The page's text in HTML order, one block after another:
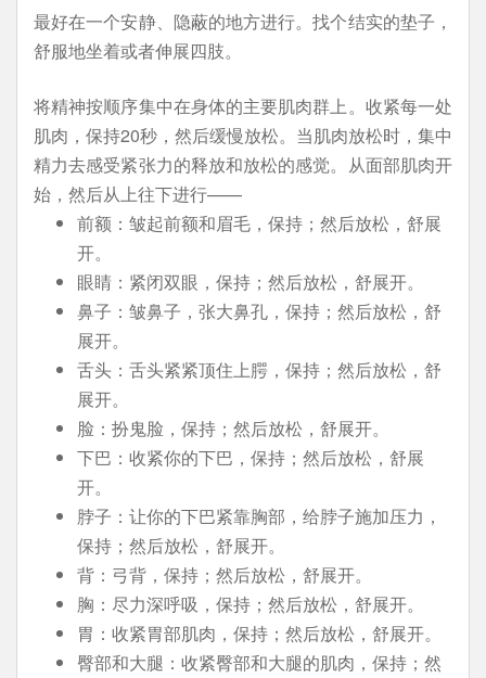
最好在一个安静、隐蔽的地方进行。找个结实的垫子，
舒服地坐着或者伸展四肢。
将精神按顺序集中在身体的主要肌肉群上。收紧每一处
肌肉，保持20秒，然后缓慢放松。当肌肉放松时，集中
精力去感受紧张力的释放和放松的感觉。从面部肌肉开
始，然后从上往下进行——
前额：皱起前额和眉毛，保持；然后放松，舒展
开。
眼睛：紧闭双眼，保持；然后放松，舒展开。
鼻子：皱鼻子，张大鼻孔，保持；然后放松，舒
展开。
舌头：舌头紧紧顶住上腭，保持；然后放松，舒
展开。
脸：扮鬼脸，保持；然后放松，舒展开。
下巴：收紧你的下巴，保持；然后放松，舒展
开。
脖子：让你的下巴紧靠胸部，给脖子施加压力，
保持；然后放松，舒展开。
背：弓背，保持；然后放松，舒展开。
胸：尽力深呼吸，保持；然后放松，舒展开。
胃：收紧胃部肌肉，保持；然后放松，舒展开。
臀部和大腿：收紧臀部和大腿的肌肉，保持；然